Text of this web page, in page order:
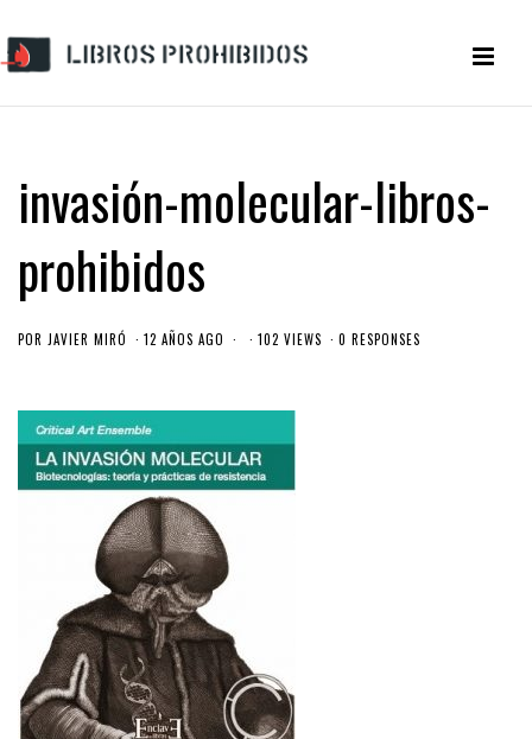
invasión-molecular-libros-
prohibidos
POR JAVIER MIRÓ 12 AÑOS AGO 102 VIEWS 0 RESPONSES